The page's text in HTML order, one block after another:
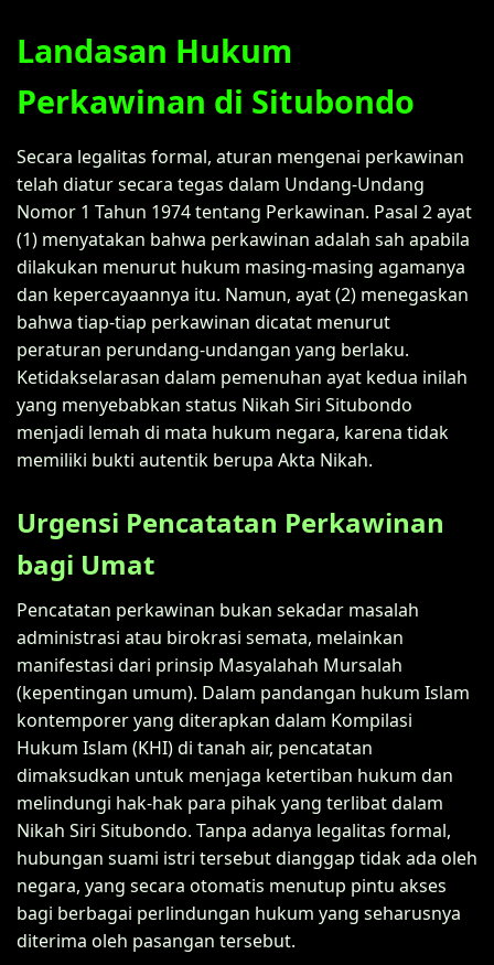
Landasan Hukum
Perkawinan di Situbondo
Secara legalitas formal, aturan mengenai perkawinan
telah diatur secara tegas dalam Undang-Undang
Nomor 1 Tahun 1974 tentang Perkawinan. Pasal 2 ayat
(1) menyatakan bahwa perkawinan adalah sah apabila
dilakukan menurut hukum masing-masing agamanya
dan kepercayaannya itu. Namun, ayat (2) menegaskan
bahwa tiap-tiap perkawinan dicatat menurut
peraturan perundang-undangan yang berlaku.
Ketidakselarasan dalam pemenuhan ayat kedua inilah
yang menyebabkan status Nikah Siri Situbondo
menjadi lemah di mata hukum negara, karena tidak
memiliki bukti autentik berupa Akta Nikah.
Urgensi Pencatatan Perkawinan
bagi Umat
Pencatatan perkawinan bukan sekadar masalah
administrasi atau birokrasi semata, melainkan
manifestasi dari prinsip Masyalahah Mursalah
(kepentingan umum). Dalam pandangan hukum Islam
kontemporer yang diterapkan dalam Kompilasi
Hukum Islam (KHI) di tanah air, pencatatan
dimaksudkan untuk menjaga ketertiban hukum dan
melindungi hak-hak para pihak yang terlibat dalam
Nikah Siri Situbondo. Tanpa adanya legalitas formal,
hubungan suami istri tersebut dianggap tidak ada oleh
negara, yang secara otomatis menutup pintu akses
bagi berbagai perlindungan hukum yang seharusnya
diterima oleh pasangan tersebut.